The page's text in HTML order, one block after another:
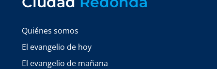
Quiénes somos
El evangelio de hoy
El evangelio de mañana